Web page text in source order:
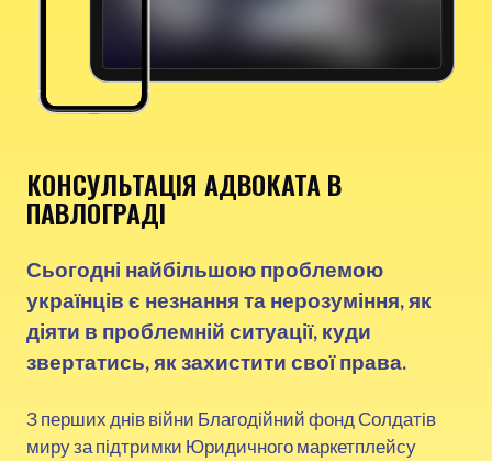
КОНСУЛЬТАЦІЯ АДВОКАТА В
ПАВЛОГРАДІ
Сьогодні найбільшою проблемою
українців є незнання та нерозуміння, як
діяти в проблемній ситуації, куди
звертатись, як захистити свої права.
З перших днів війни Благодійний фонд Солдатів
миру за підтримки Юридичного маркетплейсу